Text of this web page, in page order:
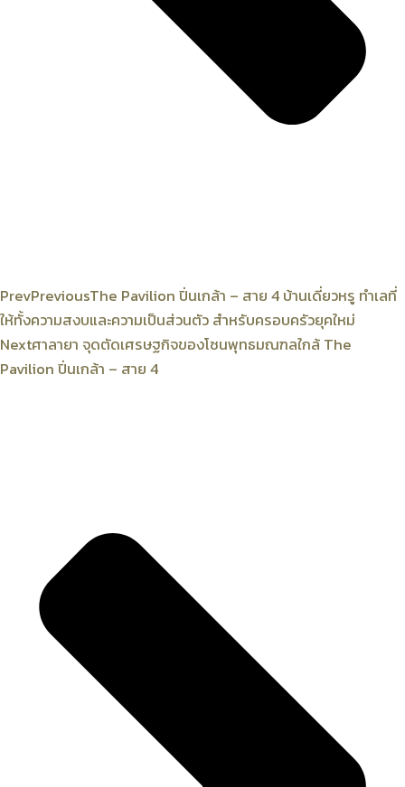
PrevPreviousThe Pavilion ปิ่นเกล้า – สาย 4 บ้านเดี่ยวหรู ทำเลที่
ให้ทั้งความสงบและความเป็นส่วนตัว สำหรับครอบครัวยุคใหม่
Nextศาลายา จุดตัดเศรษฐกิจของโซนพุทธมณฑลใกล้ The
Pavilion ปิ่นเกล้า – สาย 4